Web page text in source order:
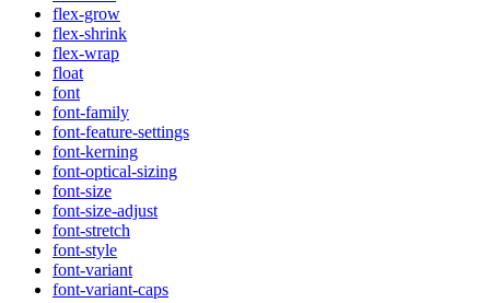
flex-grow
flex-shrink
flex-wrap
float
font
font-family
font-feature-settings
font-kerning
font-optical-sizing
font-size
font-size-adjust
font-stretch
font-style
font-variant
font-variant-caps